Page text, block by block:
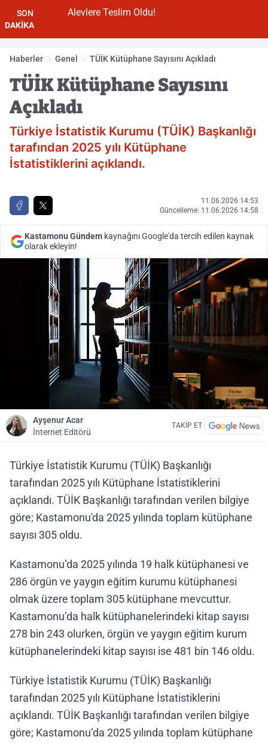
SON
DAKİKA
Alevlere Teslim Oldu!
Haberler Genel TÜİK Kütüphane Sayısını Açıkladı
TÜİK Kütüphane Sayısını
Açıkladı
Türkiye İstatistik Kurumu (TÜİK) Başkanlığı
tarafından 2025 yılı Kütüphane
İstatistiklerini açıklandı.
11.06.2026 14:53
Güncelleme: 11.06.2026 14:58
Kastamonu Gündem kaynağını Google'da tercih edilen kaynak
olarak ekleyin!
Ayşenur Acar
İnternet Editörü
TAKİP ET
Türkiye İstatistik Kurumu (TÜİK) Başkanlığı
tarafından 2025 yılı Kütüphane İstatistiklerini
açıklandı. TÜİK Başkanlığı tarafından verilen bilgiye
göre; Kastamonu'da 2025 yılında toplam kütüphane
sayısı 305 oldu.
Kastamonu’da 2025 yılında 19 halk kütüphanesi ve
286 örgün ve yaygın eğitim kurumu kütüphanesi
olmak üzere toplam 305 kütüphane mevcuttur.
Kastamonu’da halk kütüphanelerindeki kitap sayısı
278 bin 243 olurken, örgün ve yaygın eğitim kurum
kütüphanelerindeki kitap sayısı ise 481 bin 146 oldu.
Türkiye İstatistik Kurumu (TÜİK) Başkanlığı
tarafından 2025 yılı Kütüphane İstatistiklerini
açıklandı. TÜİK Başkanlığı tarafından verilen bilgiye
göre; Kastamonu’da 2025 yılında toplam kütüphane